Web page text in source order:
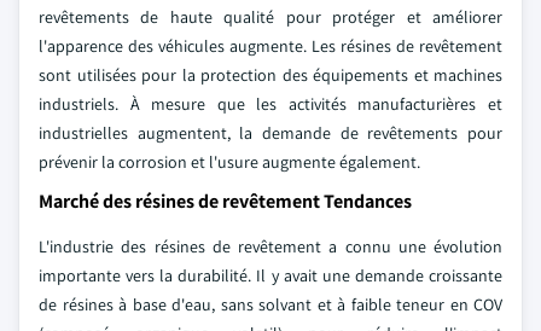
revêtements de haute qualité pour protéger et améliorer
l'apparence des véhicules augmente. Les résines de revêtement
sont utilisées pour la protection des équipements et machines
industriels. À mesure que les activités manufacturières et
industrielles augmentent, la demande de revêtements pour
prévenir la corrosion et l'usure augmente également.
Marché des résines de revêtement Tendances
L'industrie des résines de revêtement a connu une évolution
importante vers la durabilité. Il y avait une demande croissante
de résines à base d'eau, sans solvant et à faible teneur en COV